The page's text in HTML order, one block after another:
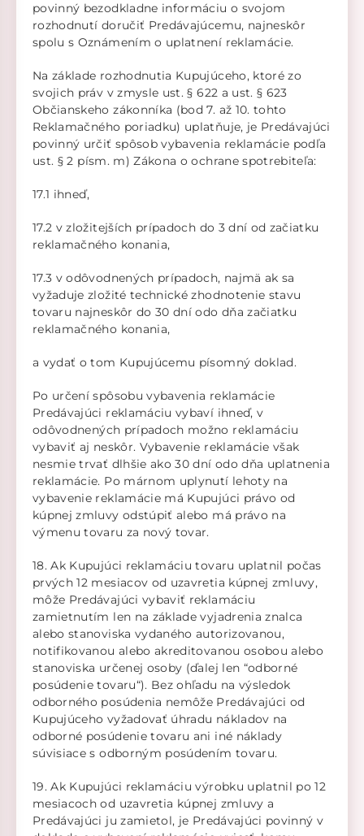
povinný bezodkladne informáciu o svojom
rozhodnutí doručiť Predávajúcemu, najneskôr
spolu s Oznámením o uplatnení reklamácie.
Na základe rozhodnutia Kupujúceho, ktoré zo
svojich práv v zmysle ust. § 622 a ust. § 623
Občianskeho zákonníka (bod 7. až 10. tohto
Reklamačného poriadku) uplatňuje, je Predávajúci
povinný určiť spôsob vybavenia reklamácie podľa
ust. § 2 písm. m) Zákona o ochrane spotrebiteľa:
17.1 ihneď,
17.2 v zložitejších prípadoch do 3 dní od začiatku
reklamačného konania,
17.3 v odôvodnených prípadoch, najmä ak sa
vyžaduje zložité technické zhodnotenie stavu
tovaru najneskôr do 30 dní odo dňa začiatku
reklamačného konania,
a vydať o tom Kupujúcemu písomný doklad.
Po určení spôsobu vybavenia reklamácie
Predávajúci reklamáciu vybaví ihneď, v
odôvodnených prípadoch možno reklamáciu
vybaviť aj neskôr. Vybavenie reklamácie však
nesmie trvať dlhšie ako 30 dní odo dňa uplatnenia
reklamácie. Po márnom uplynutí lehoty na
vybavenie reklamácie má Kupujúci právo od
kúpnej zmluvy odstúpiť alebo má právo na
výmenu tovaru za nový tovar.
18. Ak Kupujúci reklamáciu tovaru uplatnil počas
prvých 12 mesiacov od uzavretia kúpnej zmluvy,
môže Predávajúci vybaviť reklamáciu
zamietnutím len na základe vyjadrenia znalca
alebo stanoviska vydaného autorizovanou,
notifikovanou alebo akreditovanou osobou alebo
stanoviska určenej osoby (ďalej len “odborné
posúdenie tovaru“). Bez ohľadu na výsledok
odborného posúdenia nemôže Predávajúci od
Kupujúceho vyžadovať úhradu nákladov na
odborné posúdenie tovaru ani iné náklady
súvisiace s odborným posúdením tovaru.
19. Ak Kupujúci reklamáciu výrobku uplatnil po 12
mesiacoch od uzavretia kúpnej zmluvy a
Predávajúci ju zamietol, je Predávajúci povinný v